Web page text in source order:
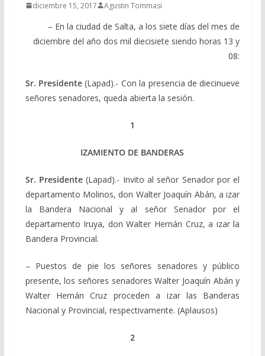
diciembre 15, 2017 Agustin Tommasi
– En la ciudad de Salta, a los siete días del mes de
diciembre del año dos mil diecisiete siendo horas 13 y
08:
Sr. Presidente (Lapad).- Con la presencia de diecinueve
señores senadores, queda abierta la sesión.
1
IZAMIENTO DE BANDERAS
Sr. Presidente (Lapad).- Invito al señor Senador por el
departamento Molinos, don Walter Joaquín Abán, a izar
la Bandera Nacional y al señor Senador por el
departamento Iruya, don Walter Hernán Cruz, a izar la
Bandera Provincial.
– Puestos de pie los señores senadores y público
presente, los señores senadores Walter Joaquín Abán y
Walter Hernán Cruz proceden a izar las Banderas
Nacional y Provincial, respectivamente. (Aplausos)
2